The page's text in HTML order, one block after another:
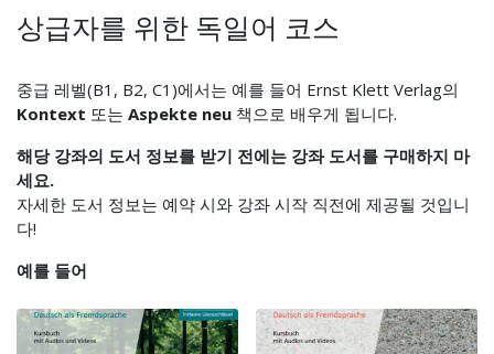
상급자를 위한 독일어 코스
중급 레벨(B1, B2, C1)에서는 예를 들어 Ernst Klett Verlag의
Kontext 또는 Aspekte neu 책으로 배우게 됩니다.
해당 강좌의 도서 정보를 받기 전에는 강좌 도서를 구매하지 마
세요.
자세한 도서 정보는 예약 시와 강좌 시작 직전에 제공될 것입니
다!
예를 들어